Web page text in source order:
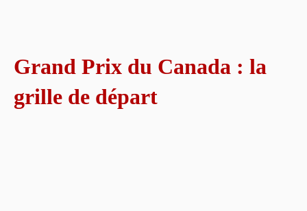
Grand Prix du Canada : la
grille de départ